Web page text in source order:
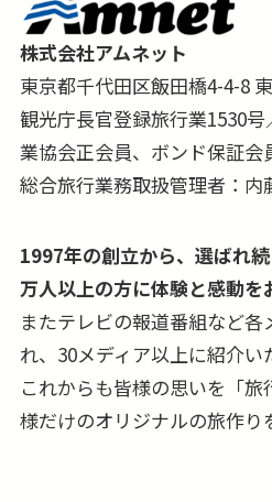
株式会社アムネット
東京都千代田区飯田橋4-4-8
観光庁長官登録旅行業1530
業協会正会員、ボンド保証会
総合旅行業務取扱管理者：内
1997年の創立から、選ばれ
万人以上の方に体験と感動を
またテレビの報道番組など各
れ、30メディア以上に紹介い
これからも皆様の思いを「
様だけのオリジナルの旅作り